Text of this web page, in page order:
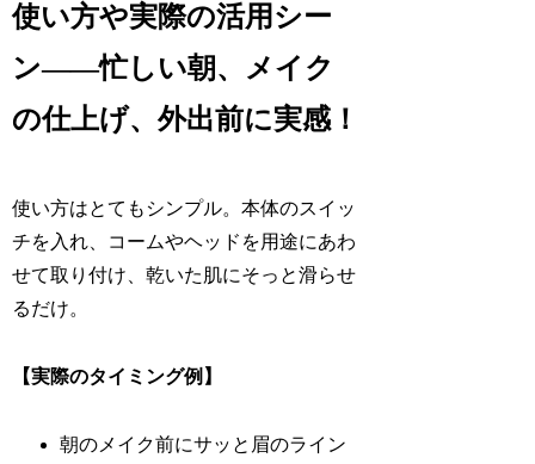
使い方や実際の活用シー
ン——忙しい朝、メイク
の仕上げ、外出前に実感！
使い方はとてもシンプル。本体のスイッ
チを入れ、コームやヘッドを用途にあわ
せて取り付け、乾いた肌にそっと滑らせ
るだけ。
【実際のタイミング例】
朝のメイク前にサッと眉のライン